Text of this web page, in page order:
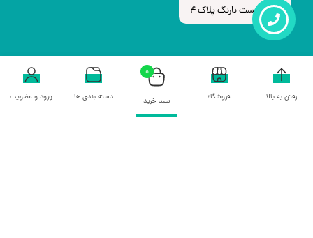
رفتن به بالا فروشگاه
0
سبد خرید دسته بندی ها ورود و عضویت
لباف، بن‌بست نارنگ پلاک 4